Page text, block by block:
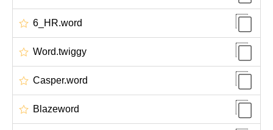
6_HR.word
Word.twiggy
Casper.word
Blazeword